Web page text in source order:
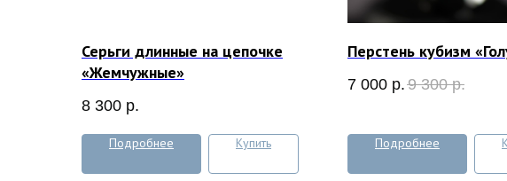
Серьги длинные на цепочке
«Жемчужные»
8 300 р.
Подробнее Купить
Перстень кубизм
7 000 р. 9 300 р.
Подробнее